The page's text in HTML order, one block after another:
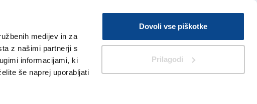
medijev in za
z našimi partnerji s
informacijami, ki
še naprej uporabljati
Dovoli vse piškotke
Prilagodi
V Kioskih
Iskanje
ŠE